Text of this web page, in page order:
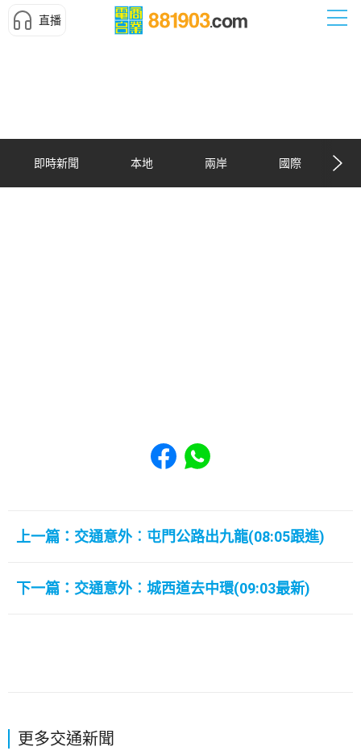
直播
即時新聞 本地 兩岸 國際
Share to Facebook
Share to WhatsApp
上一篇：交通意外︰屯門公路出九龍(08:05跟進)
下一篇：交通意外︰城西道去中環(09:03最新)
更多交通新聞